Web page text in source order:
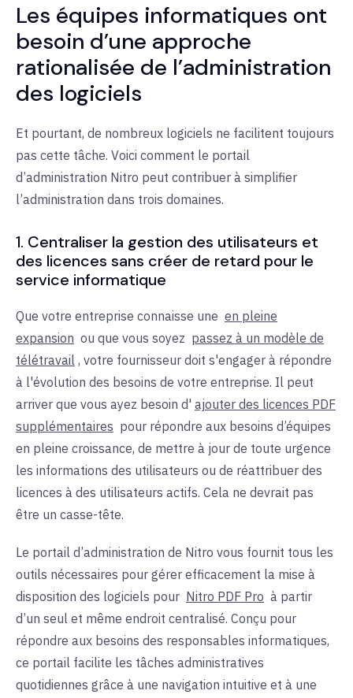
Les équipes informatiques ont
besoin d’une approche
rationalisée de l’administration
des logiciels
Et pourtant, de nombreux logiciels ne facilitent toujours
pas cette tâche. Voici comment le portail
d’administration Nitro peut contribuer à simplifier
l’administration dans trois domaines.
1. Centraliser la gestion des utilisateurs et
des licences sans créer de retard pour le
service informatique
Que votre entreprise connaisse une en pleine
expansion ou que vous soyez passez à un modèle de
télétravail , votre fournisseur doit s'engager à répondre
à l'évolution des besoins de votre entreprise. Il peut
arriver que vous ayez besoin d' ajouter des licences PDF
supplémentaires pour répondre aux besoins d’équipes
en pleine croissance, de mettre à jour de toute urgence
les informations des utilisateurs ou de réattribuer des
licences à des utilisateurs actifs. Cela ne devrait pas
être un casse-tête.
Le portail d’administration de Nitro vous fournit tous les
outils nécessaires pour gérer efficacement la mise à
disposition des logiciels pour Nitro PDF Pro à partir
d’un seul et même endroit centralisé. Conçu pour
répondre aux besoins des responsables informatiques,
ce portail facilite les tâches administratives
quotidiennes grâce à une navigation intuitive et à une